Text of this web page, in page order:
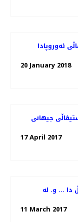
ئەوروپادا
20 January 2018
لە 66 وڵات لە فیستیڤاڵی جیهانی
17 April 2017
دا ... و. لە
11 March 2017